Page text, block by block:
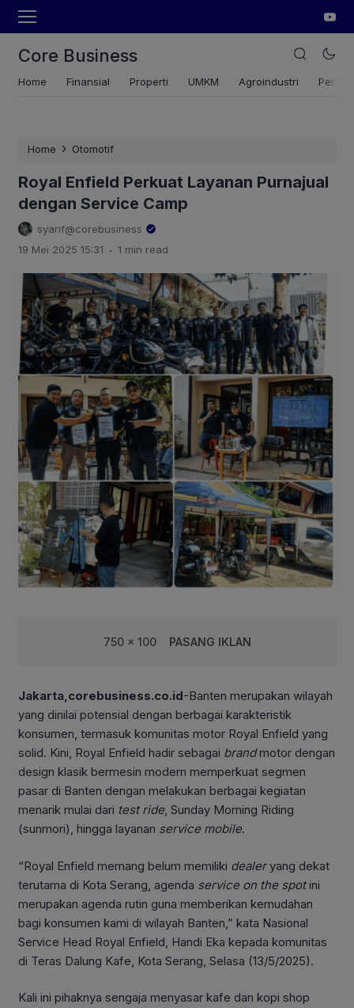
Core Business
Home Finansial Properti UMKM Agroindustri
Home › Otomotif
Royal Enfield Perkuat Layanan Purnajual
dengan Service Camp
syarif@corebusiness
19 Mei 2025 15:31 . 1 min read
750 x 100 PASANG IKLAN
Jakarta,corebusiness.co.id-Banten merupakan wilayah
yang dinilai potensial dengan berbagai karakteristik
konsumen, termasuk komunitas motor Royal Enfield yang
solid. Kini, Royal Enfield hadir sebagai brandmotor dengan
design klasik bermesin modern memperkuat segmen
pasar di Banten dengan melakukan berbagai kegiatan
menarik mulai dari test ride, Sunday Morning Riding
(sunmori), hingga layanan service mobile.
“Royal Enfield memang belum memiliki dealeryang dekat
terutama di Kota Serang, agenda service on the spotini
merupakan agenda rutin guna memberikan kemudahan
bagi konsumen kami di wilayah Banten,” kata Nasional
Service Head Royal Enfield, Handi Eka kepada komunitas
di Teras Dalung Kafe, Kota Serang, Selasa (13/5/2025).
Kali ini pihaknya sengaja menyasar kafe dan kopi shop